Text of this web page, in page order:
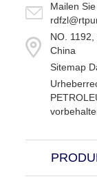
Mailen
NO.
China
Sitemap